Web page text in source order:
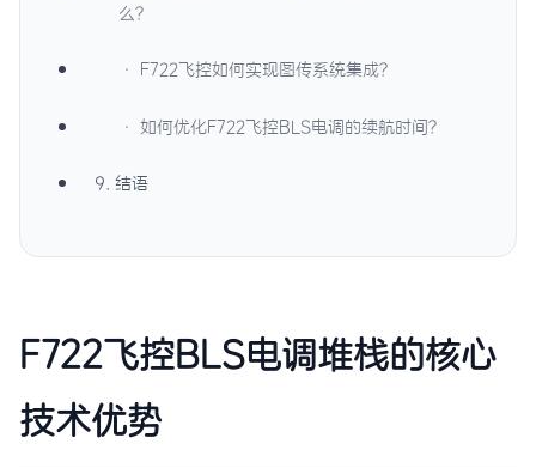
么？
· F722飞控如何实现图传系统集成？
· 如何优化F722飞控BLS电调的续航时间？
9. 结语
F722飞控BLS电调堆栈的核心
技术优势